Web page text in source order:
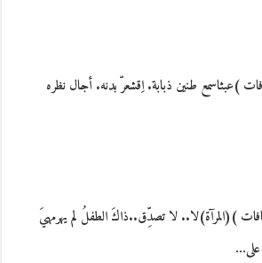
)عبثاسمع طنين ذبابة. اِقشعرّ بدنه. أجال نظره
)(المرآة)لا.. لا تصدِّق..ذاكَ الطفلُ لم يهرمهيَ
على…